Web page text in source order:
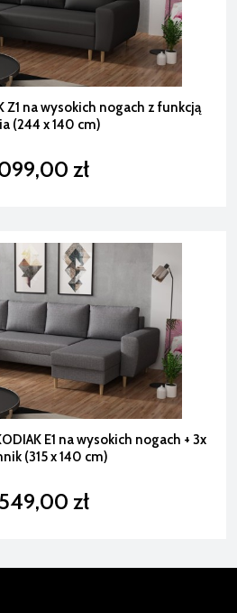
Z1 na wysokich nogach z funkcją
(244 x 140 cm)
zł
E1 na wysokich nogach + 3x
(315 x 140 cm)
zł